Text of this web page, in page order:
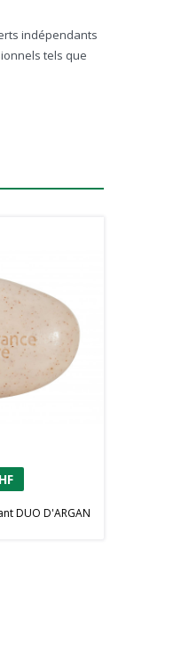
indépendants
tels que
DUO D'ARGAN